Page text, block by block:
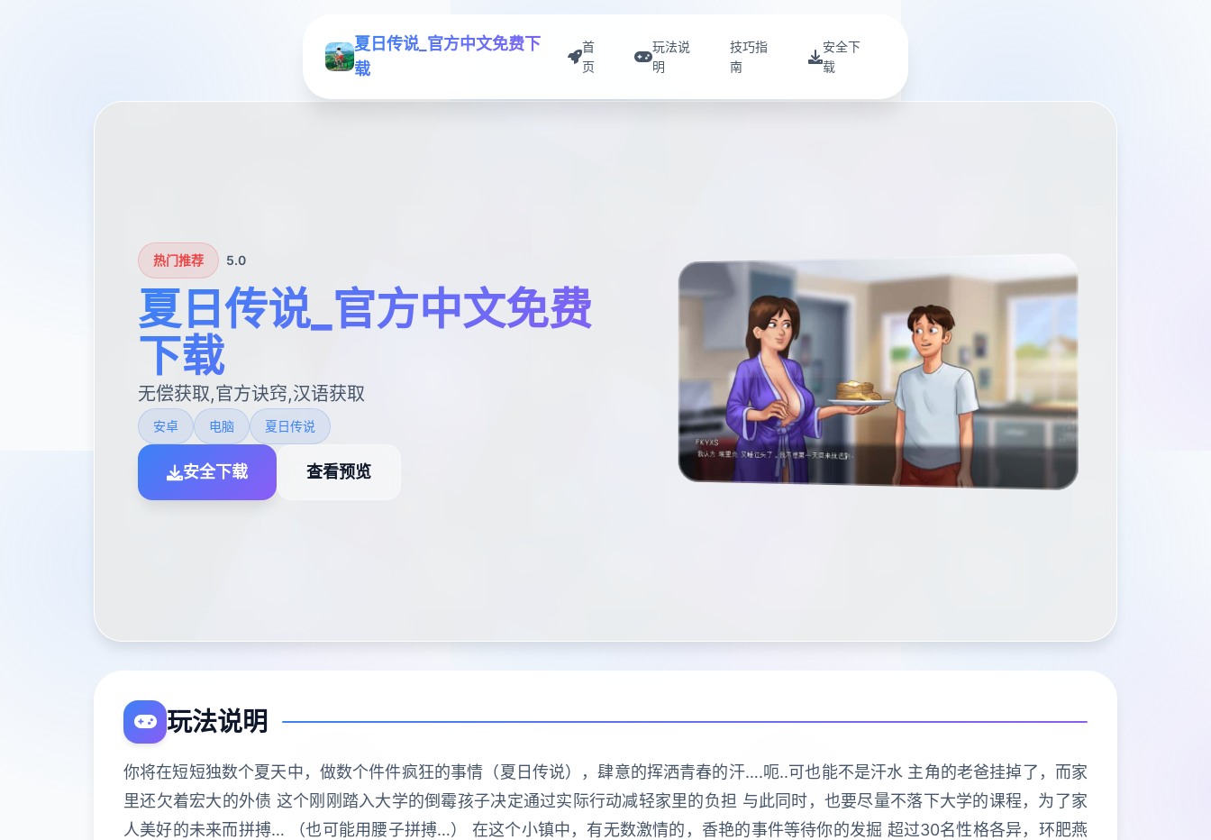
夏日传说_官方中文免费下
载
首
页
玩法说
明
技巧指
南
安全下
载
热门推荐 5.0
夏日传说_官方中文免费
下载
无偿获取,官方诀窍,汉语获取
安卓 电脑 夏日传说
安全下载 查看预览
玩法说明
你将在短短独数个夏天中，做数个件件疯狂的事情（夏日传说），肆意的挥洒青春的汗….呃..可也能不是汗水 主角的老爸挂掉了，而家
里还欠着宏大的外债 这个刚刚踏入大学的倒霉孩子决定通过实际行动减轻家里的负担 与此同时，也要尽量不落下大学的课程，为了家
人美好的未来而拼搏… （也可能用腰子拼搏…） 在这个小镇中，有无数激情的，香艳的事件等待你的发掘 超过30名性格各异，环肥燕